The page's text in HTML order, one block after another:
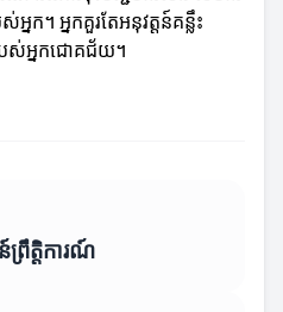
នក។ អ្នកគួរតែអនុវត្តន៍គន្លឹះ
បស់អ្នកជោគជ័យ។
ព្រឹត្តិការណ៍